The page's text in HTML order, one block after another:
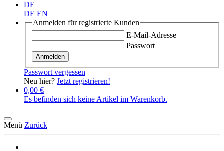
DE
DE EN
Anmelden für registrierte Kunden
E-Mail-Adresse
Passwort
Anmelden
Passwort vergessen
Neu hier? Jetzt registrieren!
0,00 €
Es befinden sich keine Artikel im Warenkorb.
Menü Zurück